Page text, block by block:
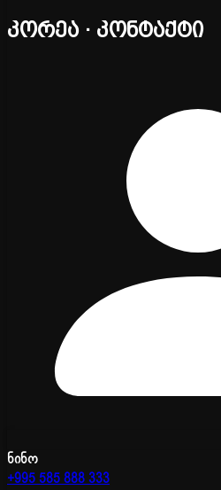
კორეა · კონტაქტი
ნინო
+995 585 888 333